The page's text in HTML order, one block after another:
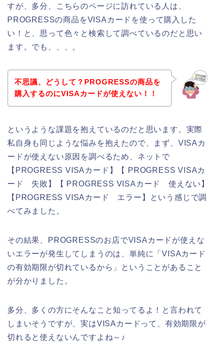
すが、多分、こちらのページに訪れている人は、
PROGRESSの商品をVISAカードを使って購入した
い！と、思って色々と検索して調べているのだと思い
ます。でも、、、。
不思議、どうして？PROGRESSの商品を
購入するのにVISAカードが使えない！！
というような課題を抱えているのだと思います。実際
私自身も同じような悩みを抱えたので、まず、VISAカ
ードが使えない原因を調べるため、ネットで
【PROGRESS VISAカード】【 PROGRESS VISAカ
ード 失敗】【 PROGRESS VISAカード 使えない】
【PROGRESS VISAカード エラー】という感じで調
べてみました。
その結果、PROGRESSのお店でVISAカードが使えな
いエラーが発生してしまうのは、単純に「VISAカード
の有効期限が切れているから」ということがあること
が分かりました。
多分、多くの方にそんなこと知ってるよ！と言われて
しまいそうですが、実はVISAカードって、有効期限が
切れると使えないんですよね～♪